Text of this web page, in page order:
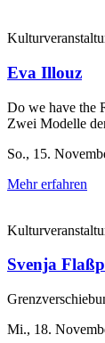
Eva Illouz
Do we have the
Zwei Modelle
So., 15.
Mehr erfahren
Svenja
Mi., 18.